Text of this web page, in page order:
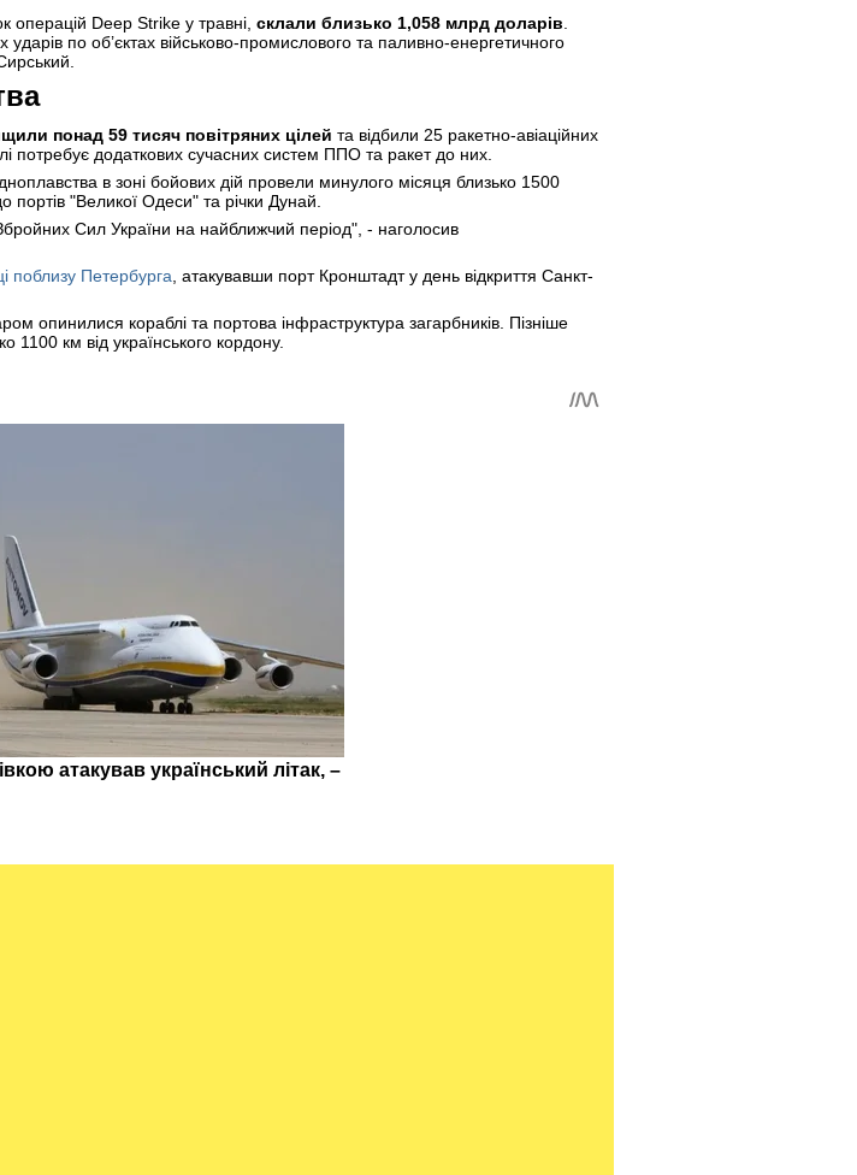
операцій Deep Strike у травні, склали близько 1,058 млрд доларів
по об’єктах військово-промислового та паливно-енергетичного
понад 59 тисяч повітряних цілей та відбили 25 ракетно-авіаційних
потребує додаткових сучасних систем ППО та ракет до них.
в зоні бойових дій провели минулого місяця близько 1500
"Великої Одеси" та річки Дунай.
Сил України на найближчий період", - наголосив
поблизу Петербурга , атакувавши порт Кронштадт у день відкриття Санкт-
опинилися кораблі та портова інфраструктура загарбників. Пізніше
1100 км від українського кордону.